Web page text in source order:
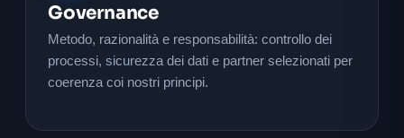
Governance
Metodo, razionalità e responsabilità: controllo dei
processi, sicurezza dei dati e partner selezionati per
coerenza coi nostri principi.